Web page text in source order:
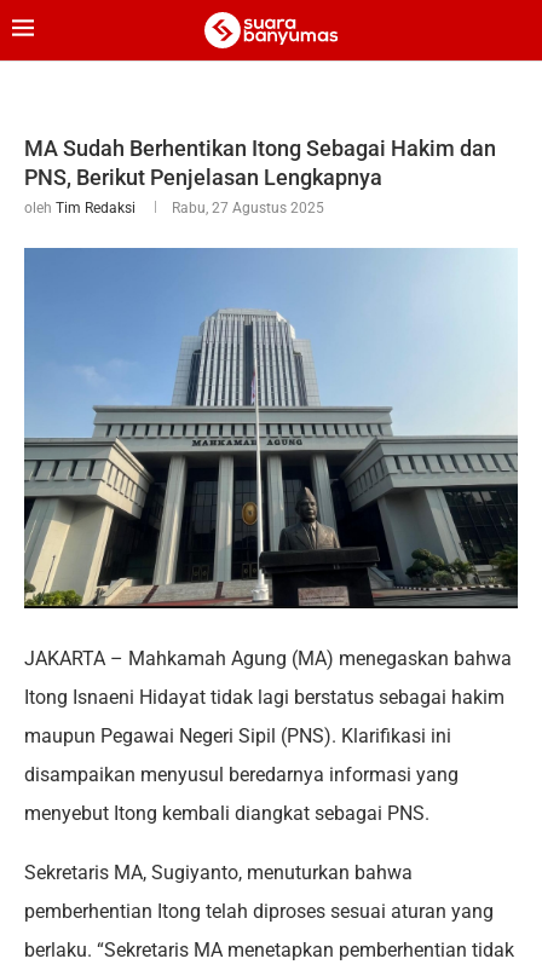
MA Sudah Berhentikan Itong Sebagai Hakim dan
PNS, Berikut Penjelasan Lengkapnya
oleh Tim Redaksi Rabu, 27 Agustus 2025
JAKARTA – Mahkamah Agung (MA) menegaskan bahwa
Itong Isnaeni Hidayat tidak lagi berstatus sebagai hakim
maupun Pegawai Negeri Sipil (PNS). Klarifikasi ini
disampaikan menyusul beredarnya informasi yang
menyebut Itong kembali diangkat sebagai PNS.
Sekretaris MA, Sugiyanto, menuturkan bahwa
pemberhentian Itong telah diproses sesuai aturan yang
berlaku. “Sekretaris MA menetapkan pemberhentian tidak